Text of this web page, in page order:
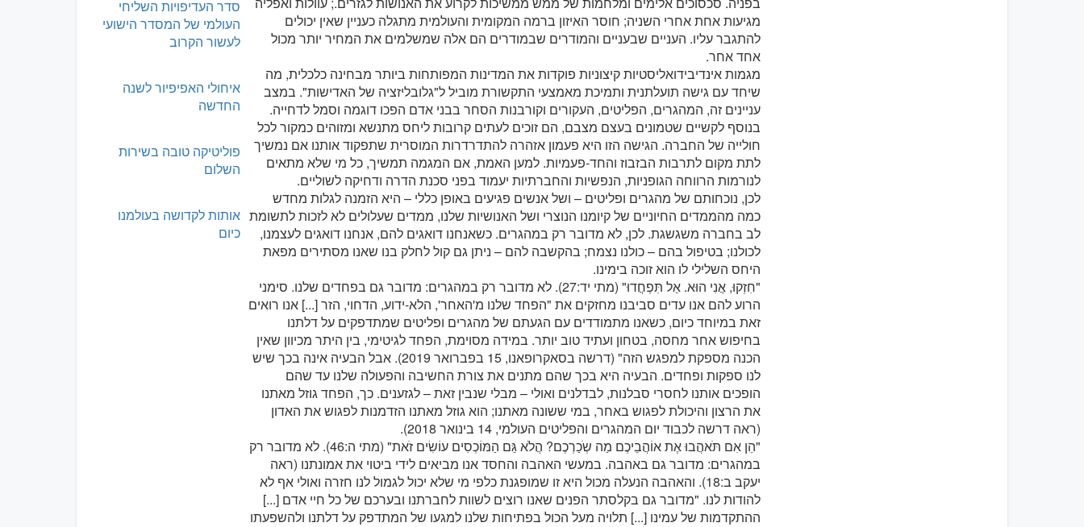
מגיעות אחת אחרי השניה; חוסר האיזון ברמה המקומית והעולמית מתגלה כעניין שאין יכולים
להתגבר עליו. העניים שבעניים והמודרים שבמודרים הם אלה שמשלמים את המחיר יותר מכול
אחד אחר.
מגמות אינדיבידואליסטיות קיצוניות פוקדות את המדינות המפותחות ביותר מבחינה כלכלית, מה
שיחד עם גישה תועלתנית ותמיכת מאמצעי התקשורת מוביל ל"גלובליזציה של האדישות". במצב
עניינים זה, המהגרים, הפליטים, העקורים וקורבנות הסחר בבני אדם הפכו דוגמה וסמל לדחייה.
בנוסף לקשיים שטמונים בעצם מצבם, הם זוכים לעתים קרובות ליחס מתנשא ומזוהים כמקור לכל
חולייה של החברה. הגישה הזו היא פעמון אזהרה להתדרדרות המוסרית שתפקוד אותנו אם נמשיך
לתת מקום לתרבות הבזבוז והחד-פעמיות. למען האמת, אם המגמה תמשיך, כל מי שלא מתאים
לנורמות הרווחה הגופניות, הנפשיות והחברתיות יעמוד בפני סכנת הדרה ודחיקה לשוליים.
לכן, נוכחותם של מהגרים ופליטים – ושל אנשים פגיעים באופן כללי – היא הזמנה לגלות מחדש
כמה מהממדים החיוניים של קיומנו הנוצרי ושל האנושיות שלנו, ממדים שעלולים לא לזכות לתשומת
לב בחברה משגשגת. לכן, לא מדובר רק במהגרים. כשאנחנו דואגים להם, אנחנו דואגים לעצמנו,
לכולנו; בטיפול בהם – כולנו נצמח; בהקשבה להם – ניתן גם קול לחלק בנו שאנו מסתירים מפאת
היחס השלילי לו הוא זוכה בימינו.
"חִזְקוּ, אֲנִי הוּא. אַל תִּפְחֲדוּ" (מתי יד:27). לא מדובר רק במהגרים: מדובר גם בפחדים שלנו. סימני
הרוע להם אנו עדים סביבנו מחזקים את "הפחד שלנו מ'האחר', הלא-ידוע, הדחוי, הזר [...] אנו רואים
זאת במיוחד כיום, כשאנו מתמודדים עם הגעתם של מהגרים ופליטים שמתדפקים על דלתנו
בחיפוש אחר מחסה, בטחון ועתיד טוב יותר. במידה מסוימת, הפחד לגיטימי, בין היתר מכיוון שאין
הכנה מספקת למפגש הזה" (דרשה בסאקרופאנו, 15 בפברואר 2019). אבל הבעיה אינה בכך שיש
לנו ספקות ופחדים. הבעיה היא בכך שהם מתנים את צורת החשיבה והפעולה שלנו עד שהם
הופכים אותנו לחסרי סבלנות, לבדלנים ואולי – מבלי שנבין זאת – לגזענים. כך, הפחד גוזל מאתנו
את הרצון והיכולת לפגוש באחר, במי ששונה מאתנו; הוא גוזל מאתנו הזדמנות לפגוש את האדון
(ראה דרשה לכבוד יום המהגרים והפליטים העולמי, 14 בינואר 2018).
"הֵן אִם תֹּאהֲבוּ אֶת אוֹהֲבֵיכֶם מַה שְֹכַרְכֶם? הֲלֹא גַּם הַמּוֹכְסִים עוֹשִׂים זֹאת" (מתי ה:46). לא מדובר רק
במהגרים: מדובר גם באהבה. במעשי האהבה והחסד אנו מביאים לידי ביטוי את אמונתנו (ראה
יעקב ב:18). והאהבה הנעלה מכול היא זו שמופגנת כלפי מי שלא יכול לגמול לנו חזרה ואולי אף לא
להודות לנו. "מדובר גם בקלסתר הפנים שאנו רוצים לשוות לחברתנו ובערכם של כל חיי אדם [...]
ההתקדמות של עמינו [...] תלויה מעל הכול בפתיחות שלנו למגעו של המתדפק על דלתנו ולהשפעתו
סדר העדיפויות השליחי
העולמי של המסדר הישועי
לעשור הקרוב
איחולי האפיפיור לשנה
החדשה
פוליטיקה טובה בשירות
השלום
אותות לקדושה בעולמנו
כיום